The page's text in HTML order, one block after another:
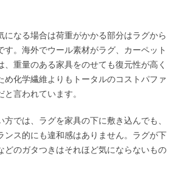
になる場合は荷重がかかる部分はラグから
す。海外でウール素材がラグ、カーペット
、重量のある家具をのせても復元性が高く
め化学繊維よりもトータルのコストパファ
言われています。
方では、ラグを家具の下に敷き込んでも、
ンス的にも違和感はありません。ラグが下
どのガタつきはそれほど気にならないもの